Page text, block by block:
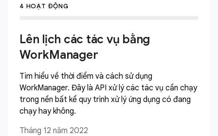
4 HOẠT ĐỘNG
Lên lịch các tác vụ bằng
WorkManager
Tìm hiểu về thời điểm và cách sử dụng
WorkManager. Đây là API xử lý các tác vụ cần chạy
trong nền bất kể quy trình xử lý ứng dụng có đang
chạy hay không.
Tháng 12 năm 2022